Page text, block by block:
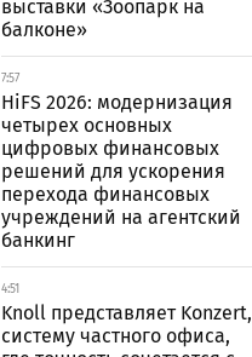
выставки «Зоопарк на
балконе»
7:57
HiFS 2026: модернизация
четырех основных
цифровых финансовых
решений для ускорения
перехода финансовых
учреждений на агентский
банкинг
4:51
Knoll представляет Konzert,
систему частного офиса,